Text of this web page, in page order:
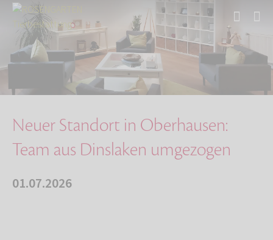
Start Über uns
Aktuelles
Neuer Standort in Oberhausen: Team aus Dinsla…
Neuer Standort in Oberhausen:
Team aus Dinslaken umgezogen
01.07.2026